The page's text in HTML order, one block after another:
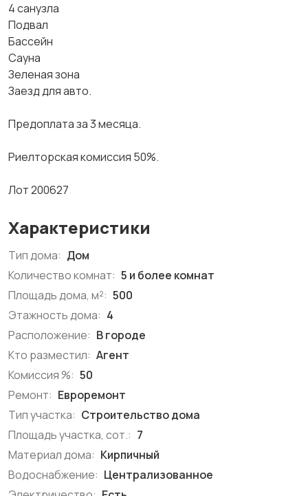
4 санузла
Подвал
Бассейн
Сауна
Зеленая зона
Заезд для авто.
Предоплата за 3 месяца.
Риелторская комиссия 50%.
Лот 200627
Характеристики
Тип дома: Дом
Количество комнат: 5 и более комнат
Площадь дома, м²: 500
Этажность дома: 4
Расположение: В городе
Кто разместил: Агент
Комиссия %: 50
Ремонт: Евроремонт
Тип участка: Строительство дома
Площадь участка, сот.: 7
Материал дома: Кирпичный
Водоснабжение: Централизованное